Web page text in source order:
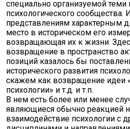
специально организуемой
психологического сообщества.
представлениям характерным
место в историческом его
возвращающая их к жизни.
возвращение в пространство
позиций казалось бы
исторического развития
скажем как возвращение идеи
психологии» и т.д. и т.п.
В нем есть более или менее
являющиеся обычно реакцией
взаимодействие психологии с